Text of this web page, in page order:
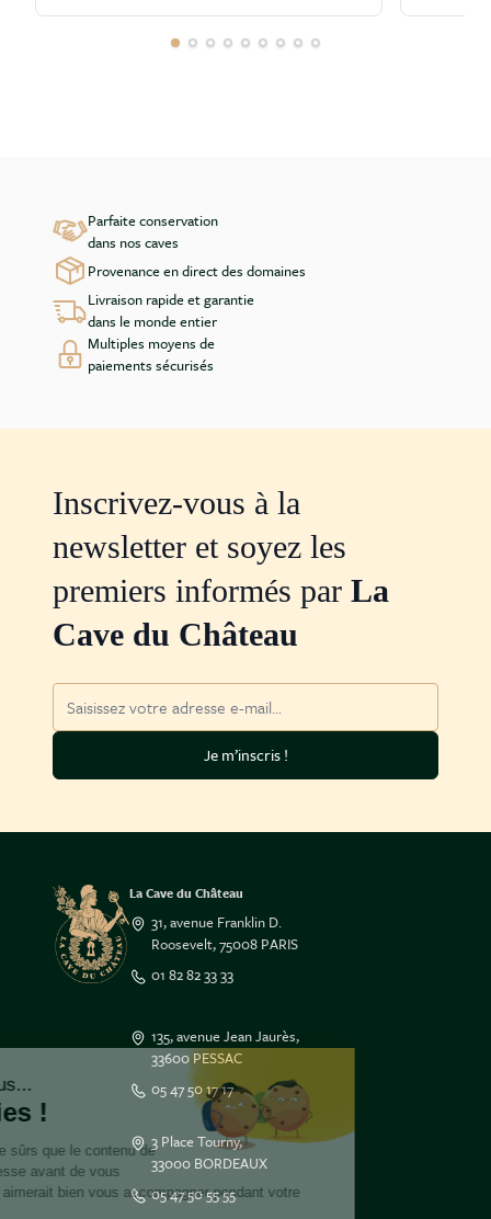
Salut c'est nous...
les Cookies !
On a attendu d'être sûrs que le contenu de
ce site vous intéresse avant de vous
déranger, mais on aimerait bien vous accompagner pendant votre
Parfaite conservation
dans nos caves
Provenance en direct des domaines
Livraison rapide et garantie
dans le monde entier
Multiples moyens de
paiements sécurisés
Inscrivez-vous à la
newsletter et soyez les
premiers informés par La
Cave du Château
Adresse mail
Je m’inscris !
La Cave du Château
31, avenue Franklin D.
Roosevelt, 75008 PARIS
01 82 82 33 33
135, avenue Jean Jaurès,
33600 PESSAC
05 47 50 17 17
3 Place Tourny,
33000 BORDEAUX
05 47 50 55 55